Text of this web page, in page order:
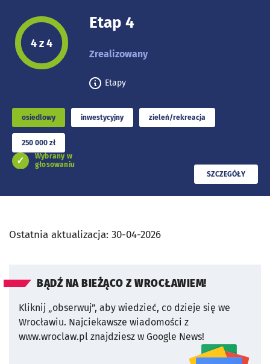
Etap projektu:
4 z 4
Etap 4
Zrealizowany
Etapy
Wybrany w
głosowaniu
osiedlowy inwestycyjny zieleń/rekreacja
250 000 zł
PRZECZYTAJ
SZCZEGÓŁY
Ostatnia aktualizacja: 30-04-2026
BĄDŹ NA BIEŻĄCO Z WROCŁAWIEM!
Kliknij „obserwuj”, aby wiedzieć, co dzieje się we
Wrocławiu. Najciekawsze wiadomości z
www.wroclaw.pl znajdziesz w Google News!